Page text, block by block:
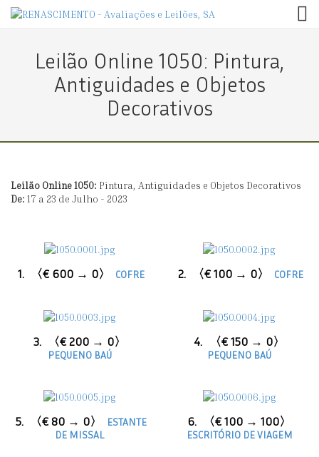
Leilão Online 1050: Pintura,
Antiguidades e Objetos
Decorativos
Leilão Online 1050: Pintura, Antiguidades e Objetos Decorativos
De: 17 a 23 de Julho - 2023
1. 〈€ 600 → 0〉 COFRE 2. 〈€ 100 → 0〉 COFRE
3. 〈€ 200 → 0〉
PEQUENO BAÚ
4. 〈€ 150 → 0〉
PEQUENO BAÚ
5. 〈€ 80 → 0〉
ESTANTE
DE MISSAL
6. 〈€ 100 → 100〉
ESCRITÓRIO DE VIAGEM